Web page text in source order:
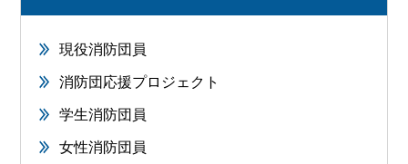
現役消防団員
消防団応援プロジェクト
学生消防団員
女性消防団員